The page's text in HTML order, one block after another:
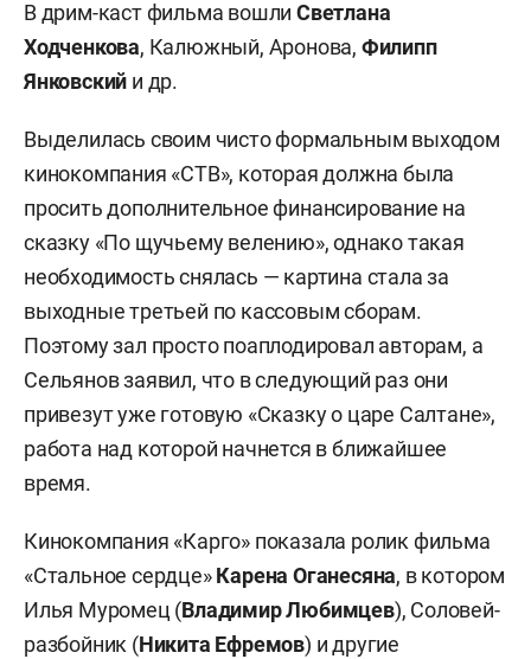
В дрим-каст фильма вошли Светлана
Ходченкова, Калюжный, Аронова, Филипп
Янковский и др.
Выделилась своим чисто формальным выходом
кинокомпания «СТВ», которая должна была
просить дополнительное финансирование на
сказку «По щучьему велению», однако такая
необходимость снялась — картина стала за
выходные третьей по кассовым сборам.
Поэтому зал просто поаплодировал авторам, а
Сельянов заявил, что в следующий раз они
привезут уже готовую «Сказку о царе Салтане»,
работа над которой начнется в ближайшее
время.
Кинокомпания «Карго» показала ролик фильма
«Стальное сердце»Карена Оганесяна, в котором
Илья Муромец (Владимир Любимцев), Соловей-
разбойник (Никита Ефремов) и другие